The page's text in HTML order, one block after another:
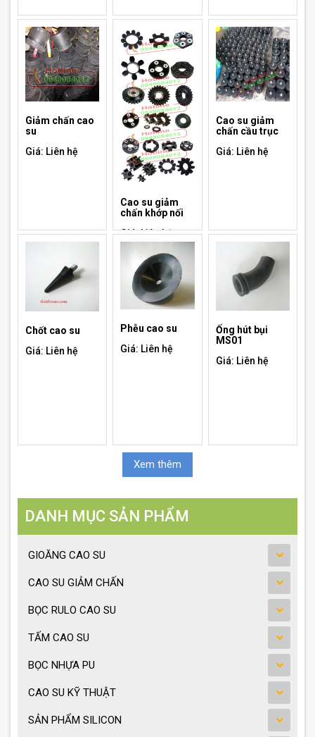
Giảm chấn cao
su
Giá: Liên hệ
Cao su giảm
chấn khớp nối
Giá: Liên hệ
Cao su giảm
chấn cầu trục
Giá: Liên hệ
Chốt cao su
Giá: Liên hệ
Phễu cao su
Giá: Liên hệ
Ống hút bụi
MS01
Giá: Liên hệ
Xem thêm
DANH MỤC SẢN PHẨM
GIOĂNG CAO SU
CAO SU GIẢM CHẤN
BỌC RULO CAO SU
TẤM CAO SU
BỌC NHỰA PU
CAO SU KỸ THUẬT
SẢN PHẨM SILICON